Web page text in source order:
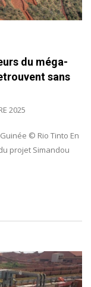
du méga-
sans
2025
© Rio Tinto En
projet Simandou